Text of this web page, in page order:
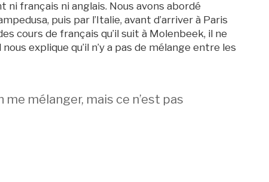
ni français ni anglais. Nous avons abordé
puis par l’Italie, avant d’arriver à Paris
cours de français qu’il suit à Molenbeek, il ne
explique qu’il n’y a pas de mélange entre les
me mélanger, mais ce n’est pas